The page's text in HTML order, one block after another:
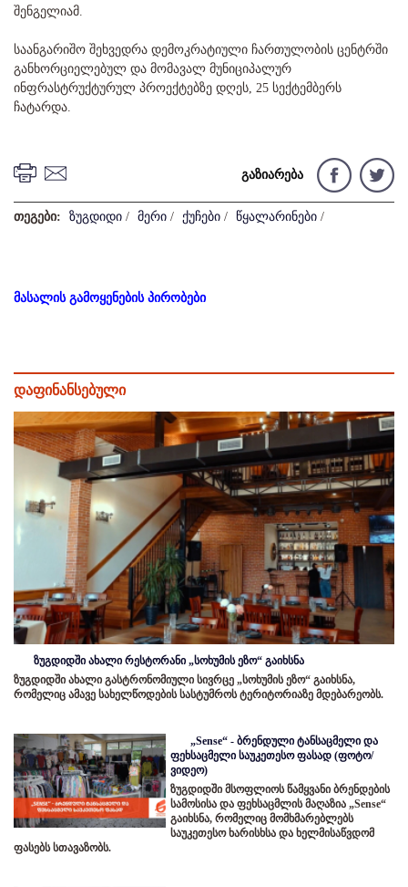
შენგელიამ.
საანგარიშო შეხვედრა დემოკრატიული ჩართულობის ცენტრში
განხორციელებულ და მომავალ მუნიციპალურ
ინფრასტრუქტურულ პროექტებზე დღეს, 25 სექტემბერს
ჩატარდა.
გაზიარება
თეგები: ზუგდიდი / მერი / ქუჩები / წყალარინები /
მასალის გამოყენების პირობები
დაფინანსებული
ზუგდიდში ახალი რესტორანი „სოხუმის ეზო“ გაიხსნა
ზუგდიდში ახალი გასტრონომიული სივრცე „სოხუმის ეზო“ გაიხსნა,
რომელიც ამავე სახელწოდების სასტუმროს ტერიტორიაზე მდებარეობს.
„Sense“ - ბრენდული ტანსაცმელი და
ფეხსაცმელი საუკეთესო ფასად (ფოტო/
ვიდეო)
ზუგდიდში მსოფლიოს წამყვანი ბრენდების
სამოსისა და ფეხსაცმლის მაღაზია „Sense“
გაიხსნა, რომელიც მომხმარებლებს
საუკეთესო ხარისხსა და ხელმისაწვდომ
ფასებს სთავაზობს.